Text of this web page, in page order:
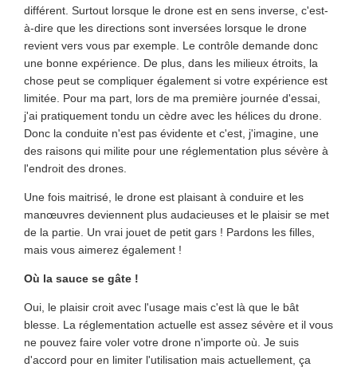
différent. Surtout lorsque le drone est en sens inverse, c'est-
à-dire que les directions sont inversées lorsque le drone
revient vers vous par exemple. Le contrôle demande donc
une bonne expérience. De plus, dans les milieux étroits, la
chose peut se compliquer également si votre expérience est
limitée. Pour ma part, lors de ma première journée d'essai,
j'ai pratiquement tondu un cèdre avec les hélices du drone.
Donc la conduite n'est pas évidente et c'est, j'imagine, une
des raisons qui milite pour une réglementation plus sévère à
l'endroit des drones.
Une fois maitrisé, le drone est plaisant à conduire et les
manœuvres deviennent plus audacieuses et le plaisir se met
de la partie. Un vrai jouet de petit gars ! Pardons les filles,
mais vous aimerez également !
Où la sauce se gâte !
Oui, le plaisir croit avec l'usage mais c'est là que le bât
blesse. La réglementation actuelle est assez sévère et il vous
ne pouvez faire voler votre drone n'importe où. Je suis
d'accord pour en limiter l'utilisation mais actuellement, ça